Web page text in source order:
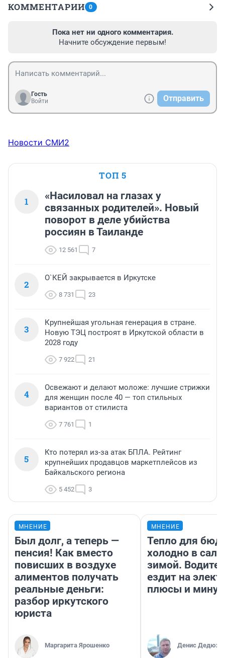
КОММЕНТАРИИ 0
Пока нет ни одного комментария.
Начните обсуждение первым!
Гость
Войти
Отправить
Новости СМИ2
ТОП 5
1
«Насиловал на глазах у
связанных родителей». Новый
поворот в деле убийства
россиян в Таиланде
12 561 7
2
О`КЕЙ закрывается в Иркутске
8 731 23
3
Крупнейшая угольная генерация в стране.
Новую ТЭЦ построят в Иркутской области в
2028 году
7 922 21
4
Освежают и делают моложе: лучшие стрижки
для женщин после 40 — топ стильных
вариантов от стилиста
7 761 1
5
Кто потерял из-за атак БПЛА. Рейтинг
крупнейших продавцов маркетплейсов из
Байкальского региона
5 452 3
МНЕНИЕ
Был долг, а теперь —
пенсия! Как вместо
повисших в воздухе
алиментов получать
реальные деньги:
разбор иркутского
юриста
Маргарита Ярошенко
МНЕНИЕ
Тепло для
холодно в
зимой.
ездит на
плюсы и
Денис